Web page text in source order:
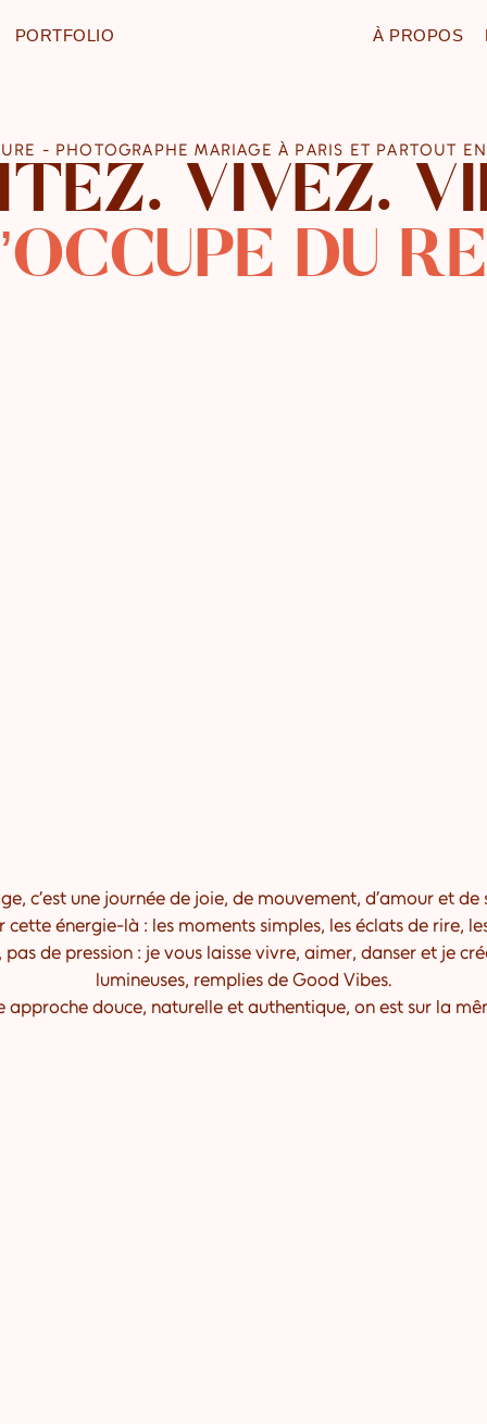
PORTFOLIO À PROPOS
- PHOTOGRAPHE MARIAGE À PARIS ET PARTOUT
VIVEZ.
DU
c’est une journée de joie, de mouvement, d’amour et
cette énergie-là : les moments simples, les éclats de rire,
pas de pression : je vous laisse vivre, aimer, danser et je
lumineuses, remplies de Good Vibes.
approche douce, naturelle et authentique, on est sur la